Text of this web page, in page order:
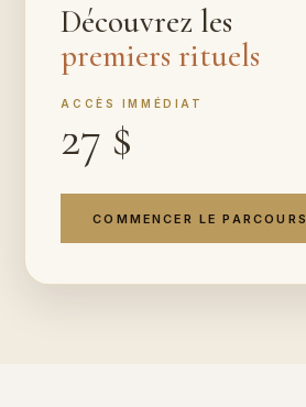
Découvrez les
premiers rituels
ACCÈS IMMÉDIAT
27 $
COMMENCER LE PARCOURS